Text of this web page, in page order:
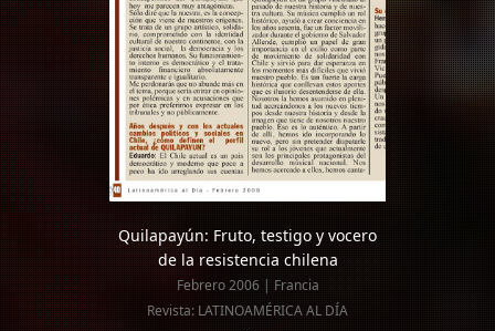
Quilapayún: Fruto, testigo y vocero
de la resistencia chilena
Febrero 2006 | Francia
Revista: LATINOAMÉRICA AL DÍA